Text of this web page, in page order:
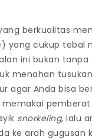
berkualitas
yang cukup tebal
ini bukan tanpa
menahan
agar Anda bisa
pemberat
snorkeling, lalu
ke arah gugusan